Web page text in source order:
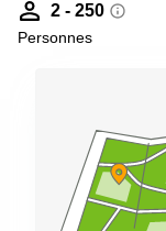
2 - 250
Personnes